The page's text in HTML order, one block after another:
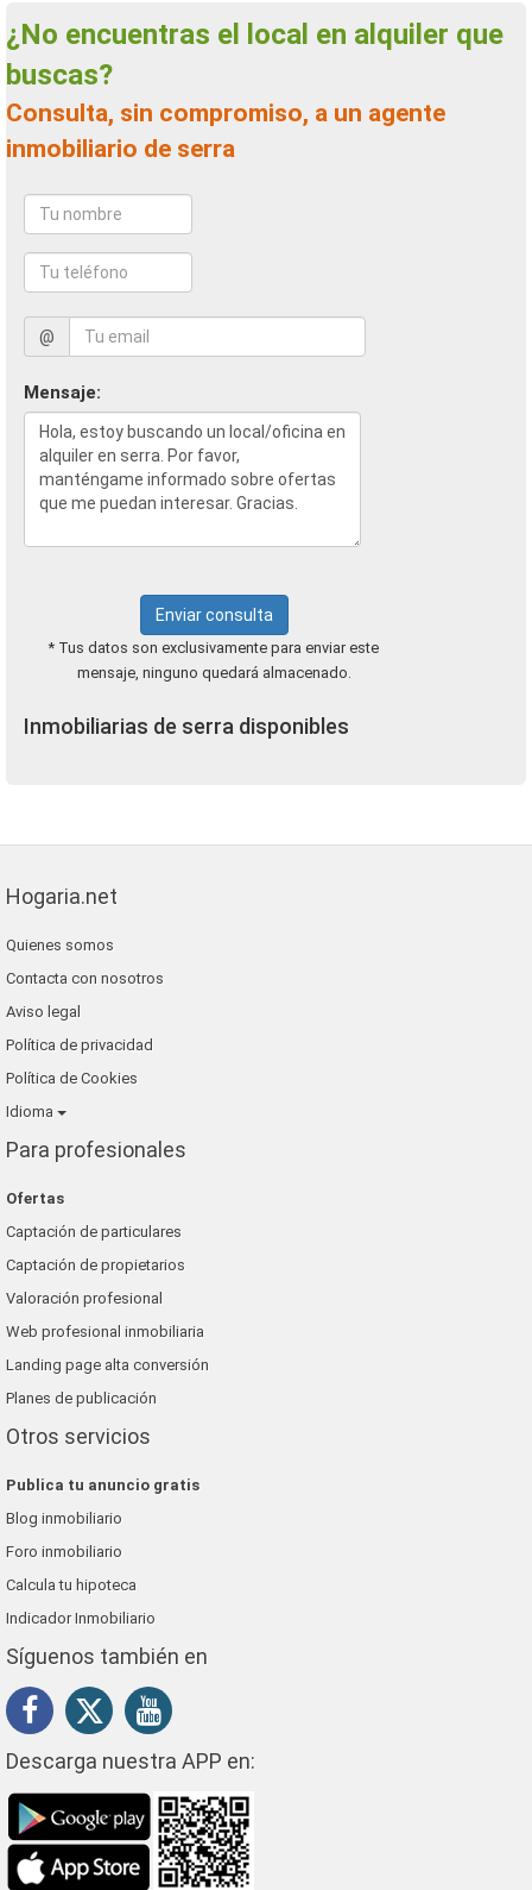
¿No encuentras el local en alquiler que
buscas?
Consulta, sin compromiso, a un agente
inmobiliario de serra
@
Mensaje:
Enviar consulta
* Tus datos son exclusivamente para enviar este
mensaje, ninguno quedará almacenado.
Inmobiliarias de serra disponibles
Hogaria.net
Quienes somos
Contacta con nosotros
Aviso legal
Política de privacidad
Política de Cookies
Idioma
Para profesionales
Ofertas
Captación de particulares
Captación de propietarios
Valoración profesional
Web profesional inmobiliaria
Landing page alta conversión
Planes de publicación
Otros servicios
Publica tu anuncio gratis
Blog inmobiliario
Foro inmobiliario
Calcula tu hipoteca
Indicador Inmobiliario
Síguenos también en
Descarga nuestra APP en: